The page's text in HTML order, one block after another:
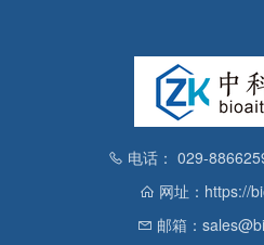
电话： 029-
网址：https://
邮箱：